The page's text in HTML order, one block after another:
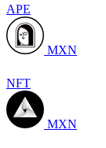
APE
MXN
NFT
MXN